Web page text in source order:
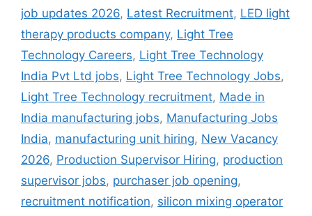
job updates 2026, Latest Recruitment, LED light
therapy products company, Light Tree
Technology Careers, Light Tree Technology
India Pvt Ltd jobs, Light Tree Technology Jobs,
Light Tree Technology recruitment, Made in
India manufacturing jobs, Manufacturing Jobs
India, manufacturing unit hiring, New Vacancy
2026, Production Supervisor Hiring, production
supervisor jobs, purchaser job opening,
recruitment notification, silicon mixing operator